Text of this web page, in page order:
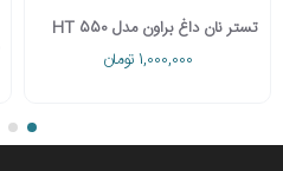
تستر نان داغ براون مدل HT 550
1,000,000 تومان